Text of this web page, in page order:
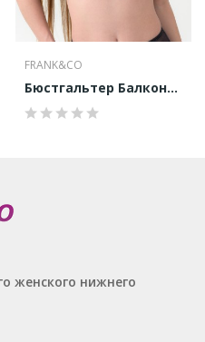
FRANK&CO
Бюстгальтер Балконет
женского нижнего